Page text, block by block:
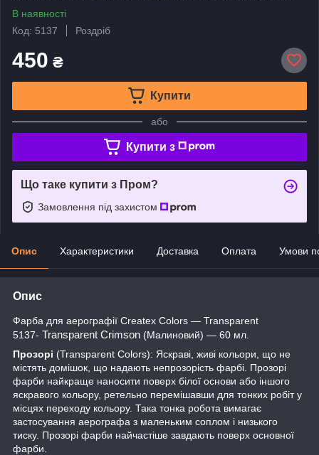
В наявності
Код: 5137
Роздріб
450 ₴
Купити
або
Купити з
Що таке купити з Пром?
Замовлення під захистом
Опис Характеристики Доставка Оплата Умови
Опис
Фарба для аерографії Createx Colors — Transparent
5137- Transparent Crimson (Малиновий) — 60 мл.
Прозорі (Transparent Colors): Яскраві, живі кольори, що не
містять домішок, що надають непрозорість фарбі. Прозорі
фарби найкраще наносити поверх білої основи або іншого
яскравого кольору, ретельно перемішавши для тонких робіт у
місцях переходу кольору. Така тонка робота вимагає
застосування аерографа з маленьким соплом і низького
тиску. Прозорі фарби найчастіше завдають поверх основної
фарби.